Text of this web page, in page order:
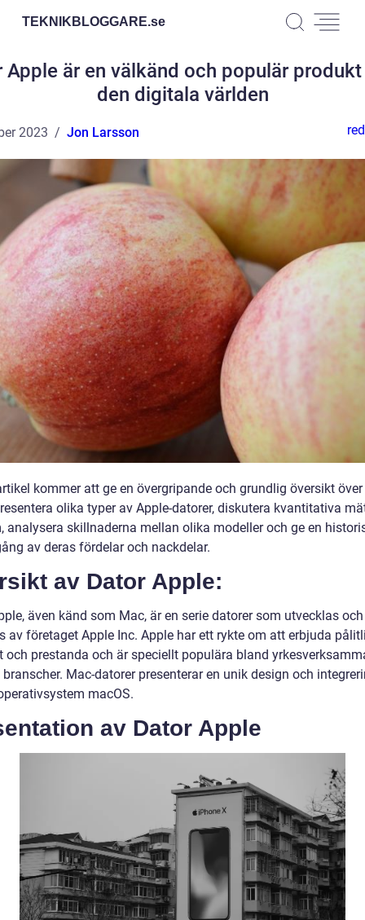
TEKNIKBLOGGARE.se
Apple är en välkänd och populär
den digitala världen
2023 Jon Larsson
kommer att ge en övergripande och grundlig översikt
olika typer av Apple-datorer, diskutera kvantitativa
analysera skillnaderna mellan olika modeller och ge en
av deras fördelar och nackdelar.
av Dator Apple:
även känd som Mac, är en serie datorer som utvecklas och
av företaget Apple Inc. Apple har ett rykte om att erbjuda
och prestanda och är speciellt populära bland
Mac-datorer presenterar en unik design och
macOS.
av Dator Apple